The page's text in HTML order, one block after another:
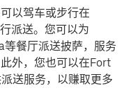
以驾车或步行在
派送。您可以为
餐厅派送披萨，服务
外，您也可以在Fort
送服务，以赚取更多